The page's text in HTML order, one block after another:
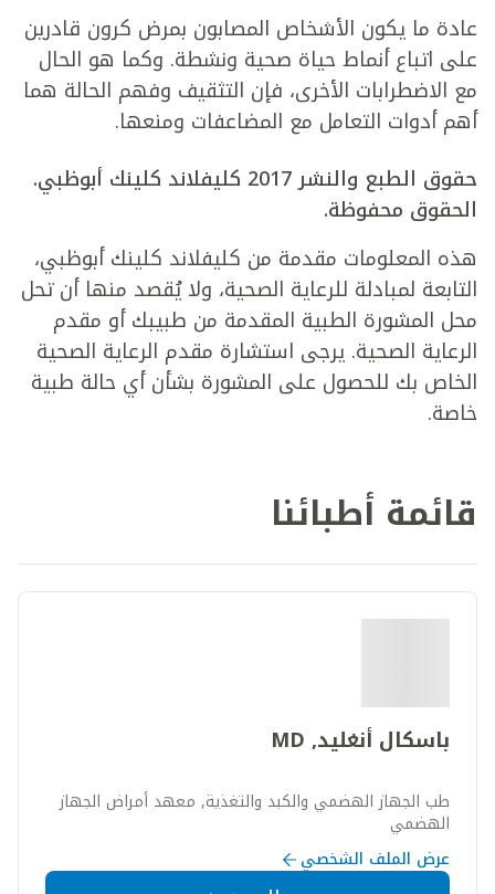
عادة ما يكون الأشخاص المصابون بمرض كرون قادرين
على اتباع أنماط حياة صحية ونشطة. وكما هو الحال
مع الاضطرابات الأخرى، فإن التثقيف وفهم الحالة هما
أهم أدوات التعامل مع المضاعفات ومنعها.
حقوق الطبع والنشر 2017 كليفلاند كلينك أبوظبي.
الحقوق محفوظة.
هذه المعلومات مقدمة من كليفلاند كلينك أبوظبي،
التابعة لمبادلة للرعاية الصحية، ولا يُقصد منها أن تحل
محل المشورة الطبية المقدمة من طبيبك أو مقدم
الرعاية الصحية. يرجى استشارة مقدم الرعاية الصحية
الخاص بك للحصول على المشورة بشأن أي حالة طبية
خاصة.
قائمة أطبائنا
باسكال أنغليد, MD
طب الجهاز الهضمي والكبد والتغذية, معهد أمراض الجهاز
الهضمي
عرض الملف الشخصي